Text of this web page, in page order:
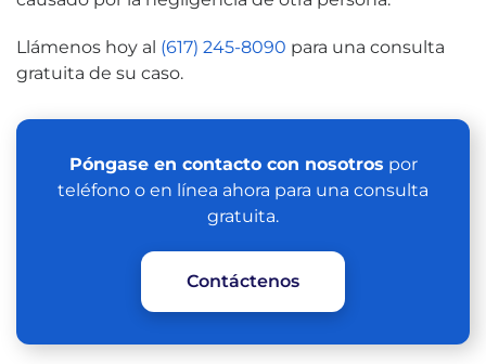
Llámenos hoy al (617) 245-8090 para una consulta
gratuita de su caso.
Póngase en contacto con nosotros por
teléfono o en línea ahora para una consulta
gratuita.
Contáctenos